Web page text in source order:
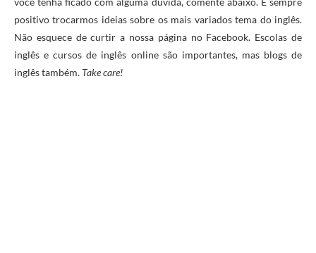
positivo trocarmos ideias sobre os mais variados tema do inglês.
Não esquece de curtir a nossa página no Facebook. Escolas de
inglês e cursos de inglês online são importantes, mas blogs de
inglês também. Take care!